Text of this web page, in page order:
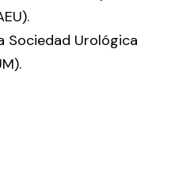
Sociedad Urológica